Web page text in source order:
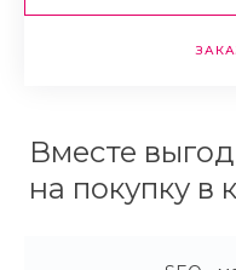
Вместе
на покупку в